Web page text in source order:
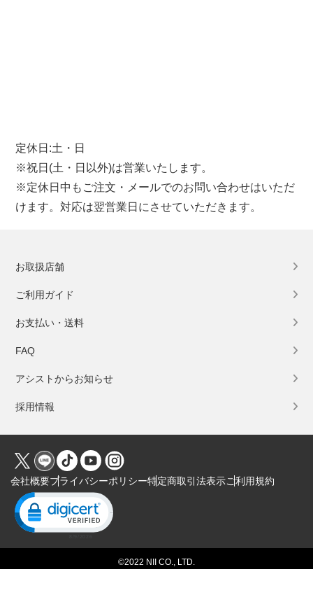
定休日:土・日
※祝日(土・日以外)は営業いたします。
※定休日中もご注文・メールでのお問い合わせはいただ
けます。対応は翌営業日にさせていただきます。
お取扱店舗
ご利用ガイド
お支払い・送料
FAQ
アシストからお知らせ
採用情報
会社概要プライバシーポリシー特定商取引法表示ご利用規約
Click to open certificate verification popup
©2022 NII CO., LTD.